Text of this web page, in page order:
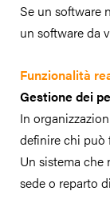
Se un software
un software da
Funzionalità
Gestione dei
In
definire chi può
Un sistema che
sede o reparto